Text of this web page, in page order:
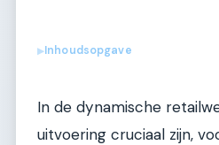
▶Inhoudsopgave
In de dynamische
uitvoering cruciaal zijn,